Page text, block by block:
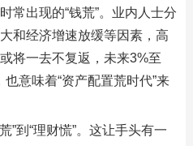
常出现的“钱荒”。业内人士分
和经济增速放缓等因素，高
将一去不复返，未来3%至
意味着“资产配置荒时代”来
”到“理财慌”。这让手头有一